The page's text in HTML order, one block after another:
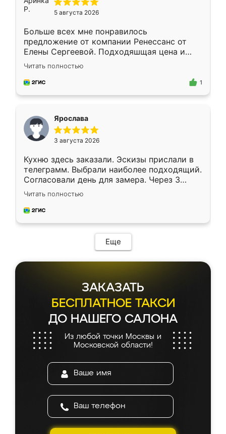
5 августа 2026
Больше всех мне понравилось
предложение от компании Ренессанс от
Елены Сергеевой. Подходяшщая цена и
короткие сроки изготовления. Приехавший
для замера сотрудник Владислав
предложил по моему эскизу самый
Читать полностью
1
Ярослава
3 августа 2026
Кухню здесь заказали. Эскизы прислали в
телеграмм. Выбрали наиболее подходящий.
Согласовали день для замера. Через 3
недели кухня была уже готова. Остались
довольны работой. Спасибо Ренессанс
мебель за качественную работу!
Читать полностью
Еще
ЗАКАЗАТЬ
БЕСПЛАТНОЕ ТАКСИ
ДО НАШЕГО САЛОНА
Из любой точки Москвы и
Московской области!